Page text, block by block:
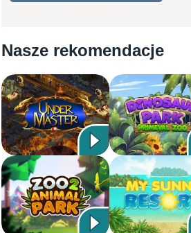
Nasze rekomendacje